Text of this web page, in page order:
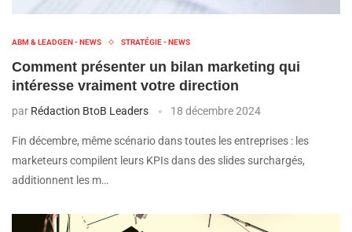
ABM & LEADGEN - NEWS STRATÉGIE - NEWS
Comment présenter un bilan marketing qui
intéresse vraiment votre direction
par Rédaction BtoB Leaders 18 décembre 2024
Fin décembre, même scénario dans toutes les entreprises : les
marketeurs compilent leurs KPIs dans des slides surchargés,
additionnent les m…